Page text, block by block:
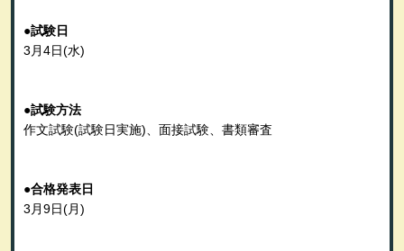
●試験日
3月4日(水)
●試験方法
作文試験(試験日実施)、面接試験、書類審査
●合格発表日
3月9日(月)